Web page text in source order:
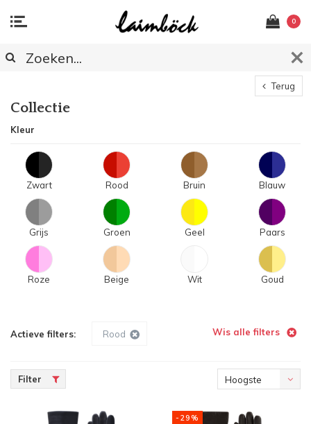
0
Terug
Collectie
Kleur
Zwart Rood Bruin Blauw
Grijs Groen Geel Paars
Roze Beige Wit Goud
Actieve filters: Rood Wis alle filters
Filter
Hoogste
-29%